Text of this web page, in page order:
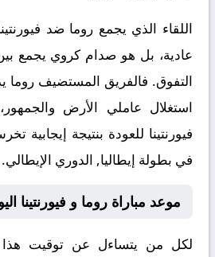
اللقاء الذي يجمع روما ضد
عادية، بل هو صدام كروي يجمع
التفوق. فالفريق المستضيف روما
استغلال عاملي الأرض
فيورنتينا للعودة بنتيجة إيجابية
في بطولة إيطاليا, الدوري الإيطالي.
موعد مباراة روما و فيورنتينا
لكل من يتساءل عن توقيت هذا